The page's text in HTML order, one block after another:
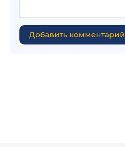
Добавить комментарий